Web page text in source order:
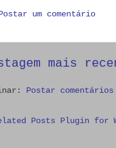
um comentário
mais
Postar comentários